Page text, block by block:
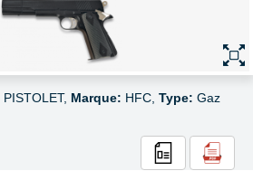
PISTOLET, Marque: HFC, Type: Gaz